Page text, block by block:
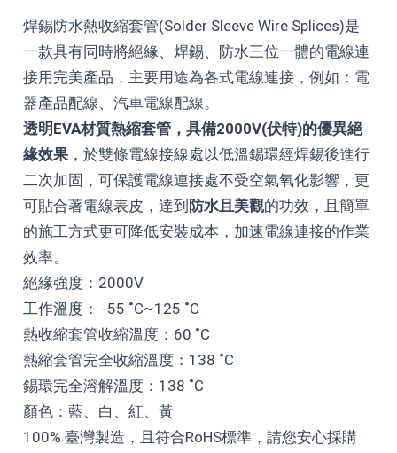
焊錫防水熱收縮套管(Solder Sleeve Wire Splices)是
一款具有同時將絕緣、焊錫、防水三位一體的電線連
接用完美產品，主要用途為各式電線連接，例如：電
器產品配線、汽車電線配線。
透明EVA材質熱縮套管，具備2000V(伏特)的優異絕
緣效果，於雙條電線接線處以低溫錫環經焊錫後進行
二次加固，可保護電線連接處不受空氣氧化影響，更
可貼合著電線表皮，達到 防水且美觀的功效，且簡單
的施工方式更可降低安裝成本，加速電線連接的作業
效率。
絕緣強度：2000V
工作溫度： -55 ˚C~125 ˚C
熱收縮套管收縮溫度：60 ˚C
熱縮套管完全收縮溫度：138 ˚C
錫環完全溶解溫度：138 ˚C
顏色：藍、白、紅、黃
100% 臺灣製造，且符合RoHS標準，請您安心採購